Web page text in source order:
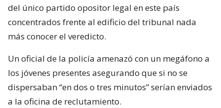
del único partido opositor legal en este país
concentrados frente al edificio del tribunal nada
más conocer el veredicto.
Un oficial de la policía amenazó con un megáfono a
los jóvenes presentes asegurando que si no se
dispersaban “en dos o tres minutos” serían enviados
a la oficina de reclutamiento.